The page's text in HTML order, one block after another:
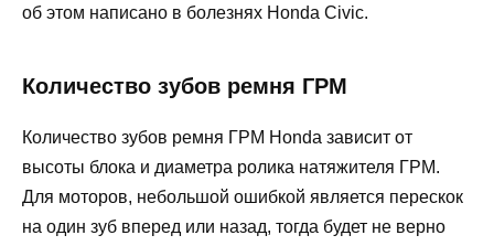
об этом написано в болезнях Honda Civic.
Количество зубов ремня ГРМ
Количество зубов ремня ГРМ Honda зависит от
высоты блока и диаметра ролика натяжителя ГРМ.
Для моторов, небольшой ошибкой является перескок
на один зуб вперед или назад, тогда будет не верно